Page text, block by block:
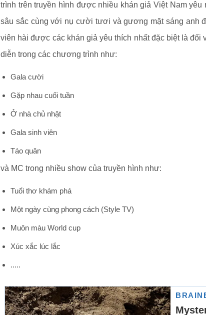
trình trên truyền hình được nhiều khán giả Việt Nam
sâu sắc cùng với nụ cười tươi và gương mặt sáng anh
viên hài được các khán giả yêu thích nhất đặc biệt là đối
diễn trong các chương trình như:
Gala cười
Gặp nhau cuối tuần
Ở nhà chủ nhật
Gala sinh viên
Táo quân
và MC trong nhiều show của truyền hình như:
Tuổi thơ khám phá
Một ngày cùng phong cách (Style TV)
Muôn màu World cup
Xúc xắc lúc lắc
.....